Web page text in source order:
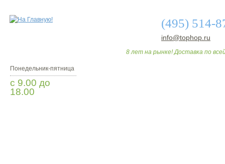
(495) 514-
info@tophop.ru
8 лет на рынке! Доставка по
Понедельник-пятница
с 9.00 до
18.00